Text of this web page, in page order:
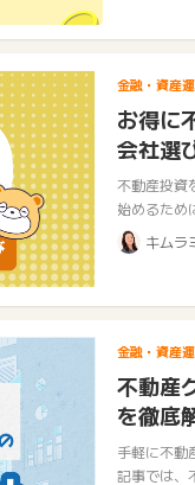
金融・資産
お得に
会社選
不動産投資
始めるため
動産投資
しま…
キムラ
金融・資産
不動産
を徹底
手軽に不動
記事では、